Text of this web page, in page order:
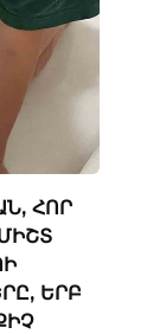
ՀՈՐ
ԵՐԲ